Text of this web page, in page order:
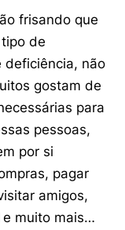
frisando que
de
deficiência, não
gostam de
para
pessoas,
por si
pagar
amigos,
e muito mais…